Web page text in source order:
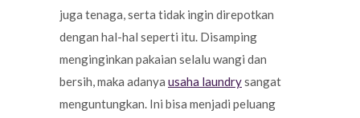
juga tenaga, serta tidak ingin direpotkan
dengan hal-hal seperti itu. Disamping
menginginkan pakaian selalu wangi dan
bersih, maka adanya usaha laundrysangat
menguntungkan. Ini bisa menjadi peluang